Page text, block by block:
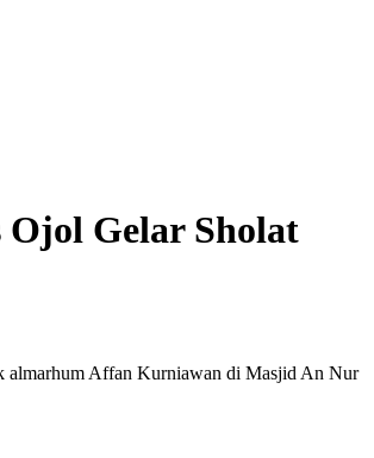
Gelar Sholat
almarhum Affan Kurniawan di Masjid An Nur